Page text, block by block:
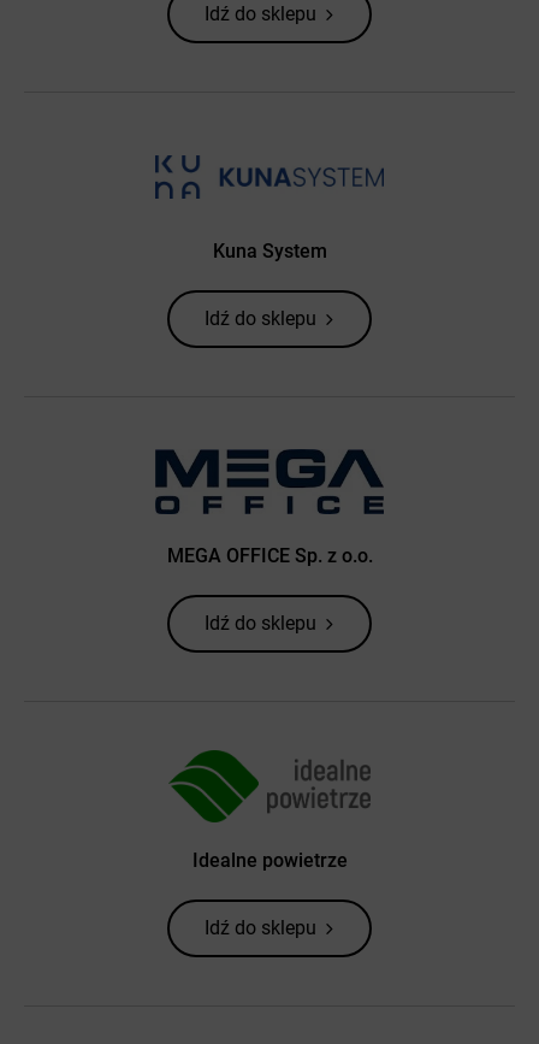
Idź do sklepu
Kuna System
Idź do sklepu
MEGA OFFICE Sp. z o.o.
Idź do sklepu
Idealne powietrze
Idź do sklepu